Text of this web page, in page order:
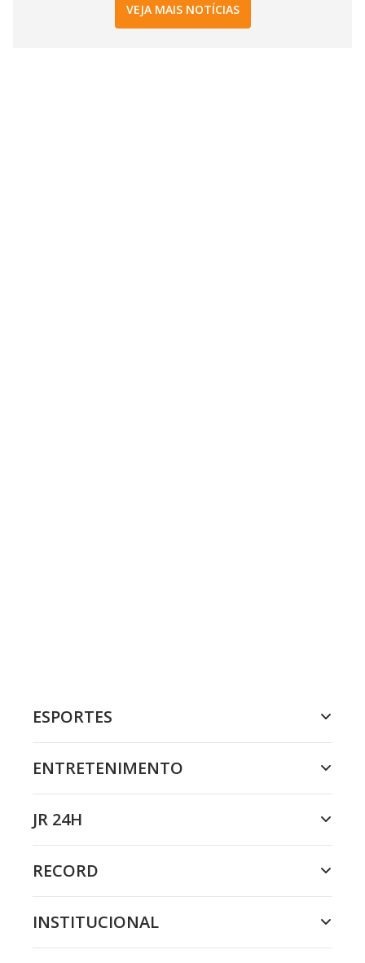
VEJA MAIS NOTÍCIAS
ESPORTES
ENTRETENIMENTO
JR 24H
RECORD
INSTITUCIONAL